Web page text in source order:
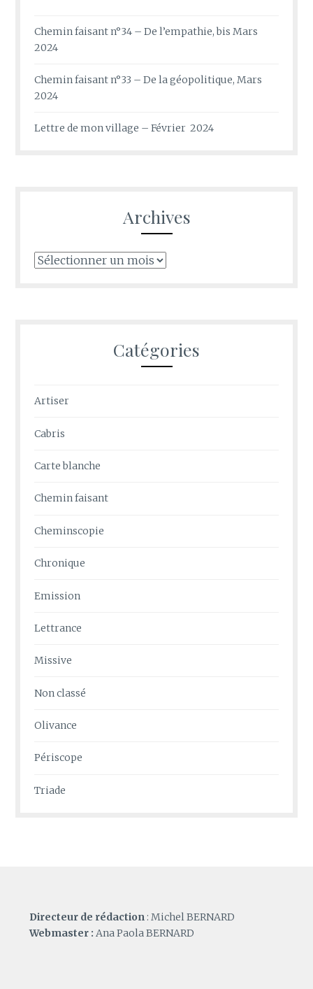
Chemin faisant n°34 – De l’empathie, bis Mars
2024
Chemin faisant n°33 – De la géopolitique, Mars
2024
Lettre de mon village – Février 2024
Archives
Archives
Catégories
Artiser
Cabris
Carte blanche
Chemin faisant
Cheminscopie
Chronique
Emission
Lettrance
Missive
Non classé
Olivance
Périscope
Triade
Directeur de rédaction : Michel BERNARD
Webmaster : Ana Paola BERNARD